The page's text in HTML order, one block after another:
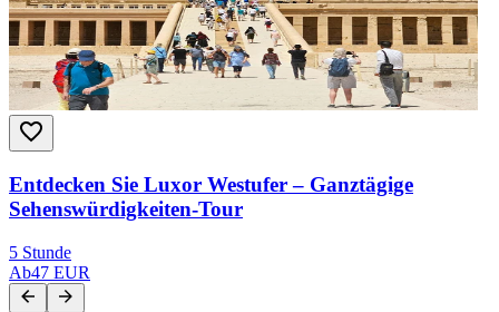
Entdecken Sie Luxor Westufer – Ganztägige
Sehenswürdigkeiten-Tour
5 Stunde
Ab47 EUR